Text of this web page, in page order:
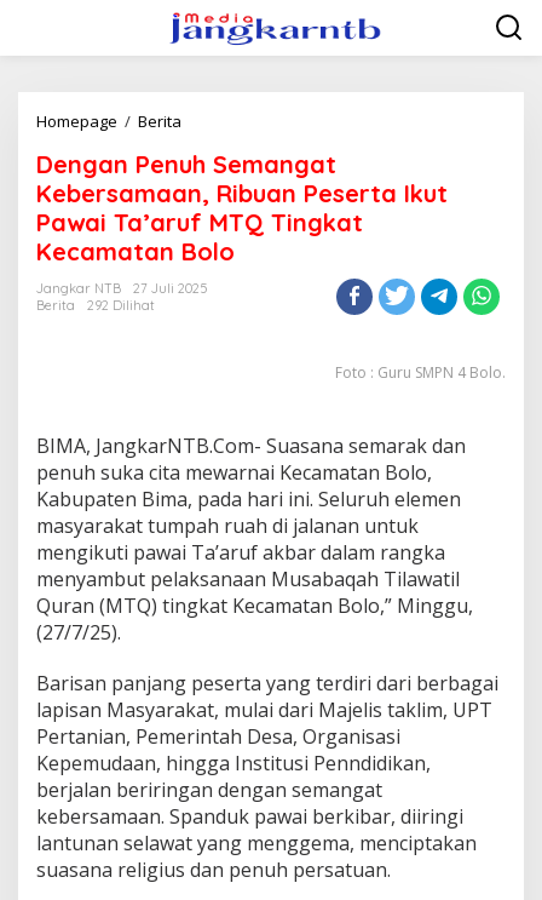
konten
Homepage / Berita
Semangat
Kebersamaan,
Ribuan
Peserta
Ikut
Ta'aruf
Dengan Penuh Semangat
Kebersamaan, Ribuan Peserta Ikut
Pawai Ta’aruf MTQ Tingkat
Kecamatan Bolo
Jangkar NTB
27 Juli 2025
Berita
292 Dilihat
Foto : Guru SMPN 4 Bolo.
BIMA, JangkarNTB.Com- Suasana semarak dan
penuh suka cita mewarnai Kecamatan Bolo,
Kabupaten Bima, pada hari ini. Seluruh elemen
masyarakat tumpah ruah di jalanan untuk
mengikuti pawai Ta’aruf akbar dalam rangka
menyambut pelaksanaan Musabaqah Tilawatil
Quran (MTQ) tingkat Kecamatan Bolo,” Minggu,
(27/7/25).
Barisan panjang peserta yang terdiri dari berbagai
lapisan Masyarakat, mulai dari Majelis taklim, UPT
Pertanian, Pemerintah Desa, Organisasi
Kepemudaan, hingga Institusi Penndidikan,
berjalan beriringan dengan semangat
kebersamaan. Spanduk pawai berkibar, diiringi
lantunan selawat yang menggema, menciptakan
suasana religius dan penuh persatuan.